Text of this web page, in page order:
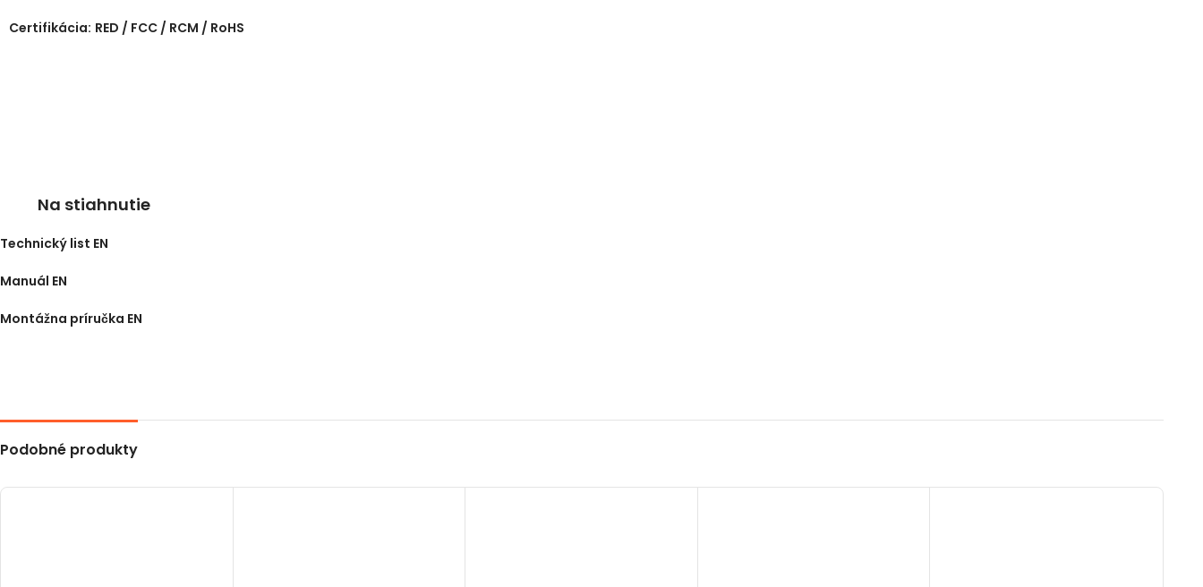
Certifikácia: RED / FCC / RCM / RoHS
Na stiahnutie
Technický list EN
Manuál EN
Montážna príručka EN
Podobné produkty